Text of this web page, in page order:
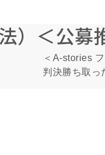
）＜公募
＜A-stories
判決勝ち取っ